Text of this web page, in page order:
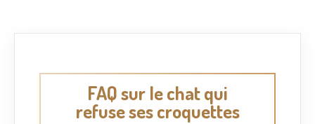
FAQ sur le chat qui
refuse ses croquettes